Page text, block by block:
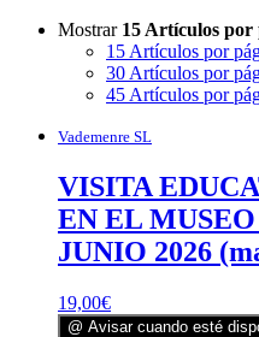
Mostrar 15 Artículos por
15 Artículos por
30 Artículos por
45 Artículos por
Vademenre SL
VISITA
EN EL
JUNIO 2026
19,00€
@ Avisar cuando esté